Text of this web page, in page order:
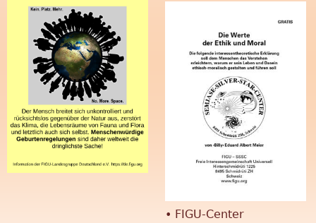
r
• FIGU-Center